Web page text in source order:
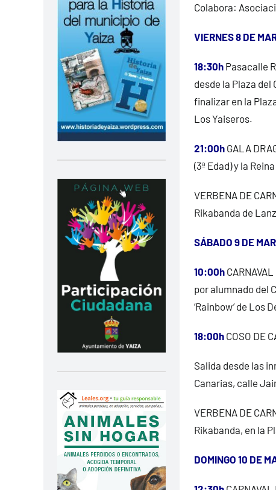
Colabora:
VIERNES 8 DE
18:30hPasacalle
desde la Plaza del
finalizar en la
Los Yaiseros.
21:00hGALA
(3ª Edad) y la
VERBENA DE
Rikabanda de
SÁBADO 9 DE
10:00h
por alumnado del
‘Rainbow’ de Los
18:00hCOSO DE
Salida desde las
Canarias, calle
VERBENA DE
Rikabanda, en la
DOMINGO 10 DE